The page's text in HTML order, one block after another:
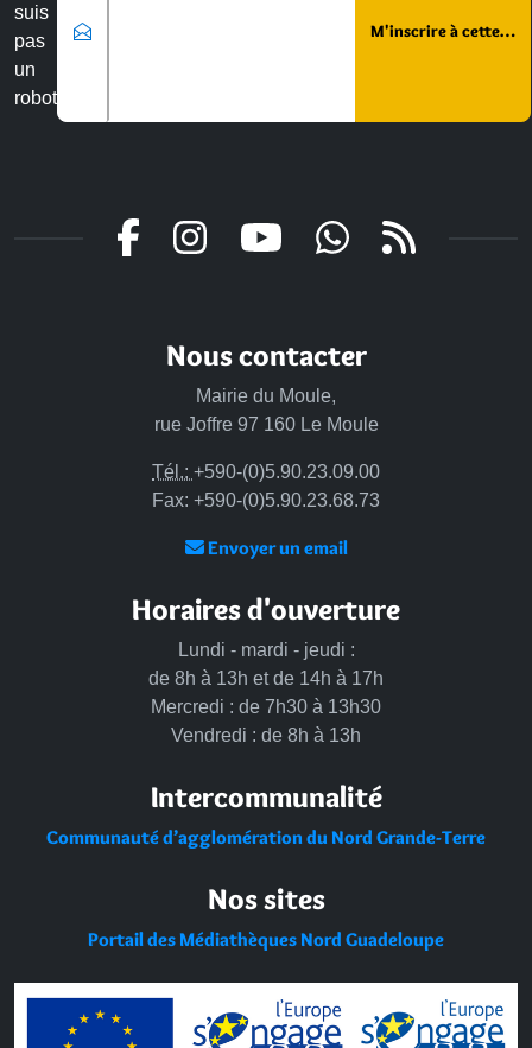
suis
pas
un
robot
Nous contacter
Mairie du Moule,
rue Joffre 97 160 Le Moule
Tél.: +590-(0)5.90.23.09.00
Fax: +590-(0)5.90.23.68.73
Envoyer un email
Horaires d'ouverture
Lundi - mardi - jeudi :
de 8h à 13h et de 14h à 17h
Mercredi : de 7h30 à 13h30
Vendredi : de 8h à 13h
Intercommunalité
Communauté d’agglomération du Nord Grande-Terre
Nos sites
Portail des Médiathèques Nord Guadeloupe